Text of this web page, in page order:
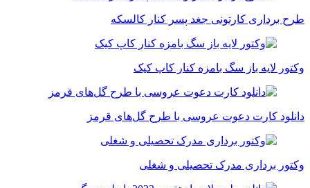
طرح برداری کارتونی جغد پسر کنار کالسکه
وکتور لایه باز سگ بامزه کنار کاپ کیک
دانلود کارت دعوت عروسی با طرح گل‌های قرمز
وکتور برداری مدرک تحصیلی و شغلی